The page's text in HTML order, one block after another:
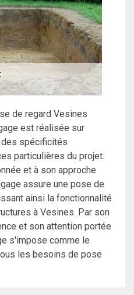
de regard Vesines
est réalisée sur
des spécificités
particulières du projet.
et à son approche
assure une pose de
ainsi la fonctionnalité
à Vesines. Par son
et son attention portée
s'impose comme le
les besoins de pose